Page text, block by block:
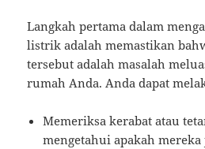
Langkah pertama dalam
listrik adalah memastikan
tersebut adalah masalah
rumah Anda. Anda dapat
Memeriksa kerabat atau
mengetahui apakah